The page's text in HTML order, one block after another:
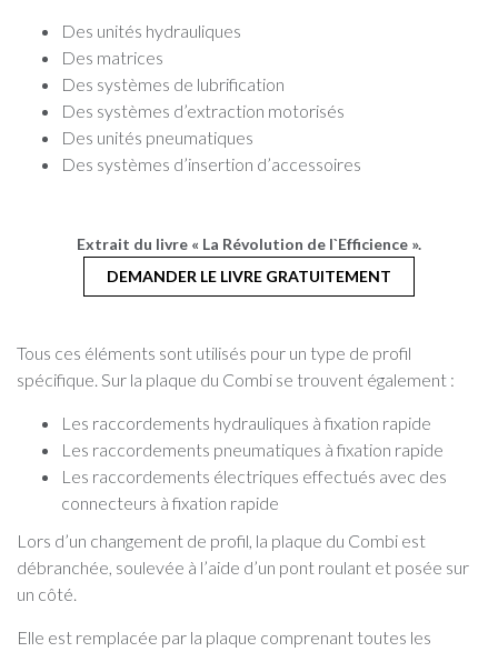
Des unités hydrauliques
Des matrices
Des systèmes de lubrification
Des systèmes d’extraction motorisés
Des unités pneumatiques
Des systèmes d’insertion d’accessoires
Extrait du livre « La Révolution de l`Efficience ».
DEMANDER LE LIVRE GRATUITEMENT
Tous ces éléments sont utilisés pour un type de profil
spécifique. Sur la plaque du Combi se trouvent également :
Les raccordements hydrauliques à fixation rapide
Les raccordements pneumatiques à fixation rapide
Les raccordements électriques effectués avec des
connecteurs à fixation rapide
Lors d’un changement de profil, la plaque du Combi est
débranchée, soulevée à l’aide d’un pont roulant et posée sur
un côté.
Elle est remplacée par la plaque comprenant toutes les